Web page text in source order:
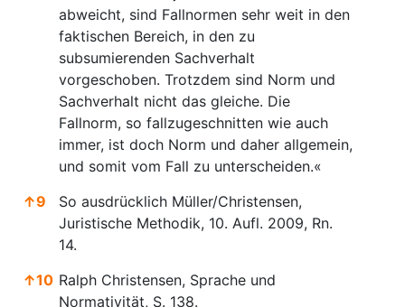
abweicht, sind Fallnormen sehr weit in den
faktischen Bereich, in den zu
subsumierenden Sachverhalt
vorgeschoben. Trotzdem sind Norm und
Sachverhalt nicht das gleiche. Die
Fallnorm, so fallzugeschnitten wie auch
immer, ist doch Norm und daher allgemein,
und somit vom Fall zu unterscheiden.«
↑9
So ausdrücklich Müller/Christensen,
Juristische Methodik, 10. Aufl. 2009, Rn.
14.
↑10 Ralph Christensen, Sprache und
Normativität, S. 138.